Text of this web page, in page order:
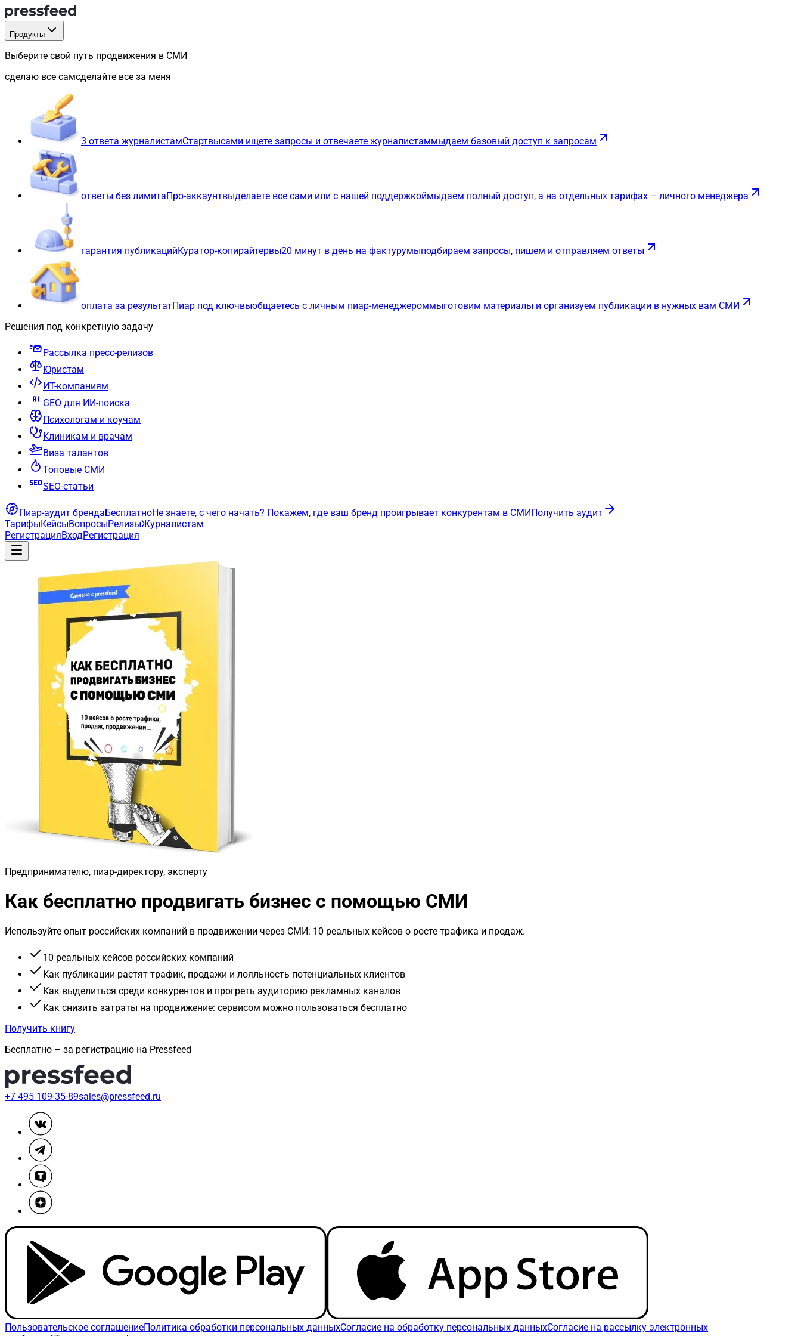
Продукты
Выберите свой путь продвижения в СМИ
сделаю все самсделайте все за меня
3 ответа журналистамСтартвысами ищете запросы и отвечаете журналистаммыдаем базовый доступ к запросам
ответы без лимитаПро-аккаунтвыделаете все сами или с нашей поддержкоймыдаем полный доступ, а на отдельных тарифах – личного менеджера
гарантия публикацийКуратор-копирайтервы20 минут в день на фактурумыподбираем запросы, пишем и отправляем ответы
оплата за результатПиар под ключвыобщаетесь с личным пиар-менеджероммыготовим материалы и организуем публикации в нужных вам СМИ
Решения под конкретную задачу
Рассылка пресс-релизов
Юристам
ИТ-компаниям
GEO для ИИ-поиска
Психологам и коучам
Клиникам и врачам
Виза талантов
Топовые СМИ
SEO-статьи
Пиар-аудит брендаБесплатноНе знаете, с чего начать? Покажем, где ваш бренд проигрывает конкурентам в СМИПолучить аудит
ТарифыКейсыВопросыРелизыЖурналистам
РегистрацияВходРегистрация
Предпринимателю, пиар-директору, эксперту
Как бесплатно продвигать бизнес с помощью СМИ
Используйте опыт российских компаний в продвижении через СМИ: 10 реальных кейсов о росте трафика и продаж.
10 реальных кейсов российских компаний
Как публикации растят трафик, продажи и лояльность потенциальных клиентов
Как выделиться среди конкурентов и прогреть аудиторию рекламных каналов
Как снизить затраты на продвижение: сервисом можно пользоваться бесплатно
Получить книгу
Бесплатно – за регистрацию на Pressfeed
+7 495 109-35-89sales@pressfeed.ru
Пользовательское соглашениеПолитика обработки персональных данныхСогласие на обработку персональных данныхСогласие на рассылку электронных